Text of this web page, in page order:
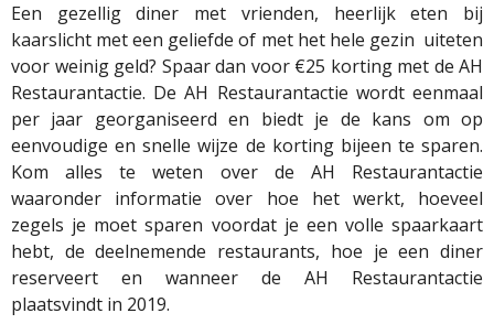
Een gezellig diner met vrienden, heerlijk eten bij
kaarslicht met een geliefde of met het hele gezin uiteten
voor weinig geld? Spaar dan voor €25 korting met de AH
Restaurantactie. De AH Restaurantactie wordt eenmaal
per jaar georganiseerd en biedt je de kans om op
eenvoudige en snelle wijze de korting bijeen te sparen.
Kom alles te weten over de AH Restaurantactie
waaronder informatie over hoe het werkt, hoeveel
zegels je moet sparen voordat je een volle spaarkaart
hebt, de deelnemende restaurants, hoe je een diner
reserveert en wanneer de AH Restaurantactie
plaatsvindt in 2019.